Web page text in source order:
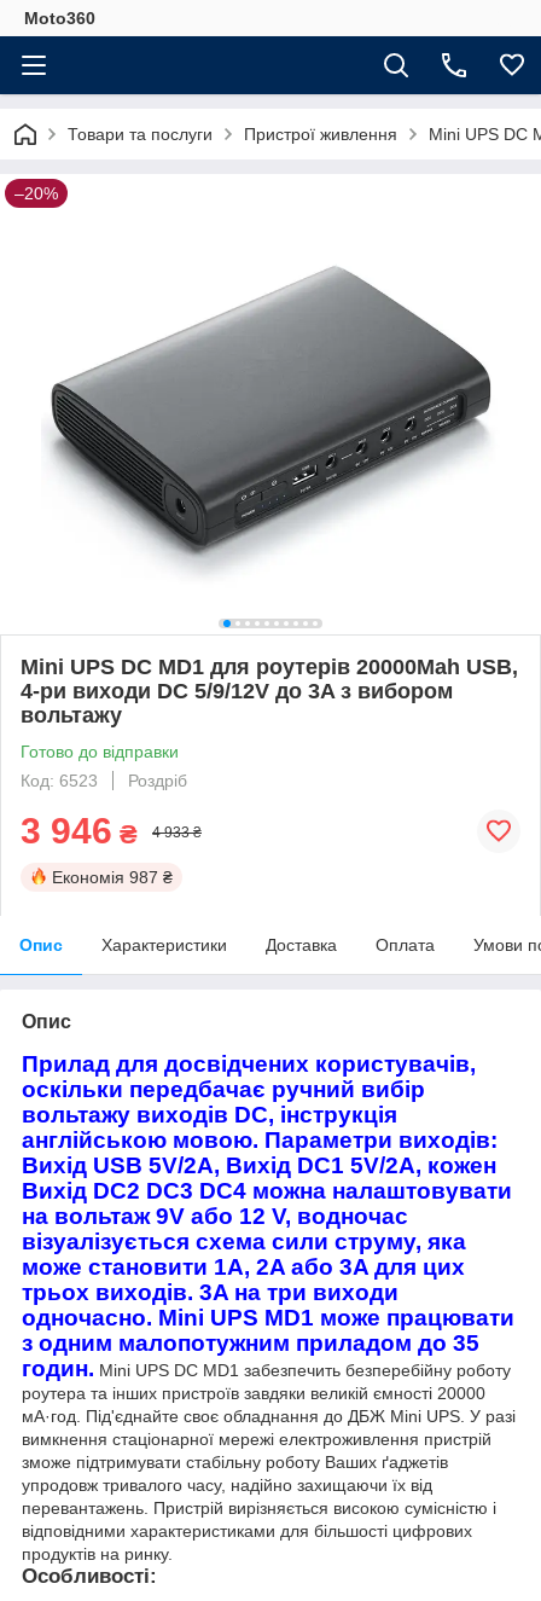
Moto360
Товари та послуги Пристрої живлення Mini UPS DC
–20%
Mini UPS DC MD1 для роутерів 20000Mah USB,
4-ри виходи DC 5/9/12V до 3A з вибором
вольтажу
Готово до відправки
Код: 6523
Роздріб
3 946 ₴ 4 933 ₴
Економія 987 ₴
Опис Характеристики Доставка Оплата Умови
Опис
Прилад для досвідчених користувачів,
оскільки передбачає ручний вибір
вольтажу виходів DC, інструкція
англійською мовою. Параметри виходів:
Вихід USB 5V/2A, Вихід DC1 5V/2A, кожен
Вихід DC2 DC3 DC4 можна налаштовувати
на вольтаж 9V або 12 V, водночас
візуалізується схема сили струму, яка
може становити 1A, 2A або 3A для цих
трьох виходів. 3A на три виходи
одночасно. Mini UPS MD1 може працювати
з одним малопотужним приладом до 35
годин. Mini UPS DC MD1 забезпечить безперебійну роботу
роутера та інших пристроїв завдяки великій ємності 20000
мА·год. Під'єднайте своє обладнання до ДБЖ Mini UPS. У разі
вимкнення стаціонарної мережі електроживлення пристрій
зможе підтримувати стабільну роботу Ваших ґаджетів
упродовж тривалого часу, надійно захищаючи їх від
перевантажень. Пристрій вирізняється високою сумісністю і
відповідними характеристиками для більшості цифрових
продуктів на ринку.
Особливості: